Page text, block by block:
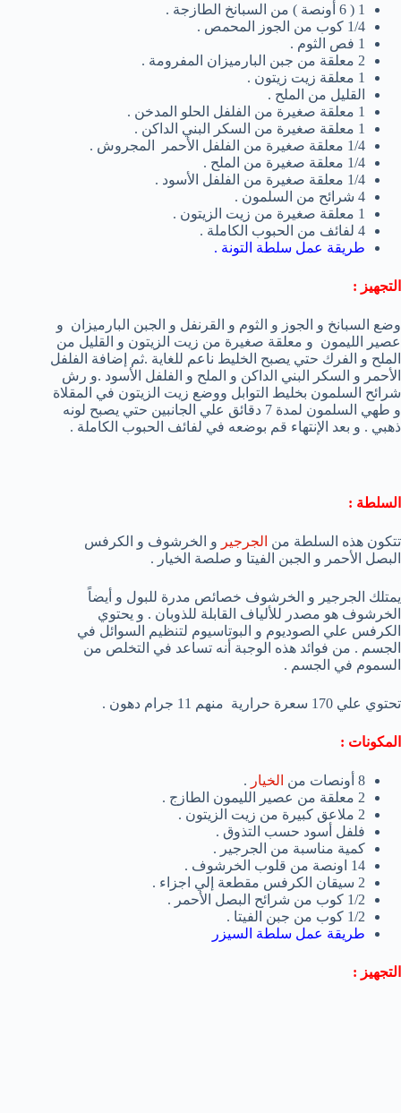
1 ( 6 أونصة ) من السبانخ الطازجة .
1/4 كوب من الجوز المحمص .
1 فص الثوم .
2 معلقة من جبن البارميزان المفرومة .
1 معلقة زيت زيتون .
القليل من الملح .
1 معلقة صغيرة من الفلفل الحلو المدخن .
1 معلقة صغيرة من السكر البني الداكن .
1/4 معلقة صغيرة من الفلفل الأحمر المجروش .
1/4 معلقة صغيرة من الملح .
1/4 معلقة صغيرة من الفلفل الأسود .
4 شرائح من السلمون .
1 معلقة صغيرة من زيت الزيتون .
4 لفائف من الحبوب الكاملة .
طريقة عمل سلطة التونة .
التجهيز :
وضع السبانخ و الجوز و الثوم و القرنفل و الجبن البارميزان و
عصير الليمون و معلقة صغيرة من زيت الزيتون و القليل من
الملح و الفرك حتي يصبح الخليط ناعم للغاية .ثم إضافة الفلفل
الأحمر و السكر البني الداكن و الملح و الفلفل الأسود .و رش
شرائح السلمون بخليط التوابل ووضع زيت الزيتون في المقلاة
و طهي السلمون لمدة 7 دقائق علي الجانبين حتي يصبح لونه
ذهبي . و بعد الإنتهاء قم بوضعه في لفائف الحبوب الكاملة .
السلطة :
تتكون هذه السلطة من الجرجير و الخرشوف و الكرفس
البصل الأحمر و الجبن الفيتا و صلصة الخيار .
يمتلك الجرجير و الخرشوف خصائص مدرة للبول و أيضاً
الخرشوف هو مصدر للألياف القابلة للذوبان . و يحتوي
الكرفس علي الصوديوم و البوتاسيوم لتنظيم السوائل في
الجسم . من فوائد هذه الوجبة أنه تساعد في التخلص من
السموم في الجسم .
تحتوي علي 170 سعرة حرارية منهم 11 جرام دهون .
المكونات :
8 أونصات من الخيار .
2 معلقة من عصير الليمون الطازج .
2 ملاعق كبيرة من زيت الزيتون .
فلفل أسود حسب التذوق .
كمية مناسبة من الجرجير .
14 اونصة من قلوب الخرشوف .
2 سيقان الكرفس مقطعة إلي اجزاء .
1/2 كوب من شرائح البصل الأحمر .
1/2 كوب من جبن الفيتا .
طريقة عمل سلطة السيزر
التجهيز :